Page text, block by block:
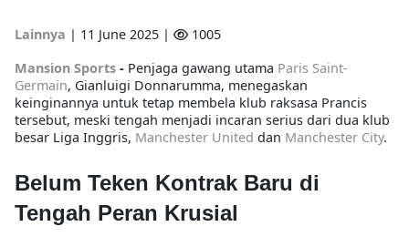
Lainnya | 11 June 2025 |
1005
Mansion Sports - Penjaga gawang utama Paris Saint-
Germain, Gianluigi Donnarumma, menegaskan
keinginannya untuk tetap membela klub raksasa Prancis
tersebut, meski tengah menjadi incaran serius dari dua klub
besar Liga Inggris, Manchester United dan Manchester City.
Belum Teken Kontrak Baru di
Tengah Peran Krusial